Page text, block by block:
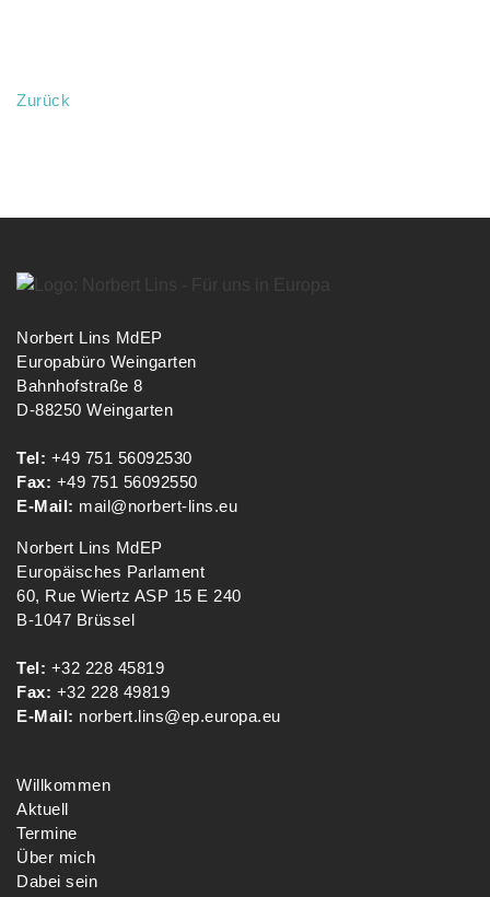
Zurück
Norbert Lins MdEP
Europabüro Weingarten
Bahnhofstraße 8
D-88250 Weingarten
Tel: +49 751 56092530
Fax: +49 751 56092550
E-Mail: mail@norbert-lins.eu
Norbert Lins MdEP
Europäisches Parlament
60, Rue Wiertz ASP 15 E 240
B-1047 Brüssel
Tel: +32 228 45819
Fax: +32 228 49819
E-Mail: norbert.lins@ep.europa.eu
Willkommen
Aktuell
Termine
Über mich
Dabei sein